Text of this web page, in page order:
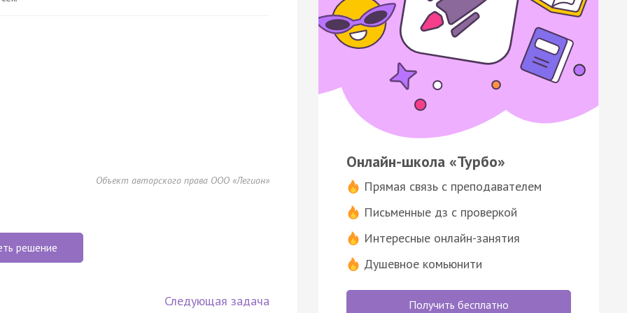
Объект авторского права ООО «Легион»
решение
Следующая задача
Онлайн-школа «Турбо»
Прямая связь с преподавателем
Письменные дз с проверкой
Интересные онлайн-занятия
Душевное комьюнити
Получить бесплатно